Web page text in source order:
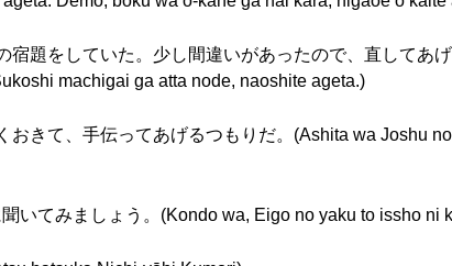
宿題をしていた。少し間違いがあったので、直してあ
machigai ga atta node, naoshite ageta.)
おきて、手伝ってあげるつもりだ。(Ashita wa Joshu
いてみましょう。(Kondo wa, Eigo no yaku to issho ni